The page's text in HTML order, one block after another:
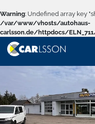
Warning: Undefined array key
/var/www/vhosts/autohaus-
carlsson.de/httpdocs/